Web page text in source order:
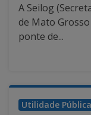
A Seilog
de Mato
ponte de...
Utilidade Pública